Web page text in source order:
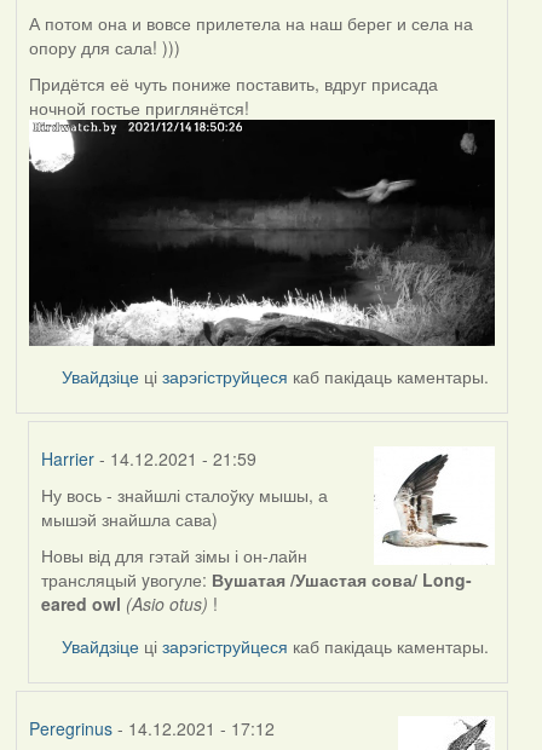
А потом она и вовсе прилетела на наш берег и села на
опору для сала! )))
Придётся её чуть пониже поставить, вдруг присада
ночной гостье приглянётся!
Увайдзіце цізарэгіструйцеся каб пакідаць каментары.
Harrier - 14.12.2021 - 21:59
In
reply
to
by
Peregrinus
Ну вось - знайшлі сталоўку мышы, а
мышэй знайшла сава)
Новы від для гэтай зімы і он-лайн
трансляцый yвогуле: Вушатая /Ушастая сова/ Long-
eared owl (Asio otus) !
Увайдзіце цізарэгіструйцеся каб пакідаць каментары.
Peregrinus- 14.12.2021 - 17:12